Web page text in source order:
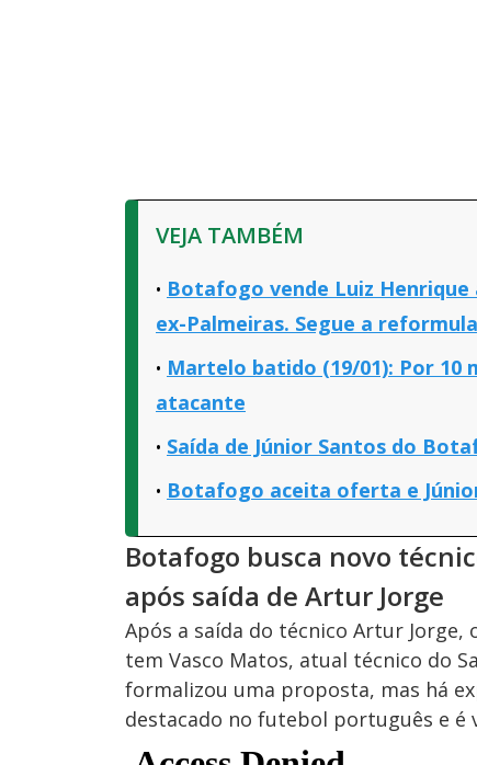
VEJA TAMBÉM
Botafogo vende Luiz Henrique
ex-Palmeiras. Segue a
Martelo batido (19/01): Por 10
atacante
Saída de Júnior Santos do
Botafogo aceita oferta e
Botafogo busca novo
após saída de Artur Jorge
Após a saída do técnico Artur
tem Vasco Matos, atual técnico do
formalizou uma proposta, mas há
destacado no futebol português e é